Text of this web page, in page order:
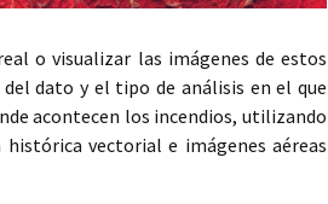
o visualizar las imágenes de estos
dato y el tipo de análisis en el que
acontecen los incendios, utilizando
vectorial e imágenes aéreas